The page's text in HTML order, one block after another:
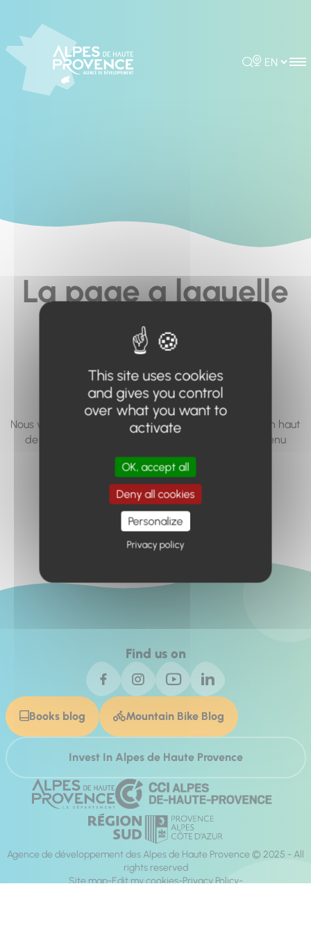
Rechercher
Choisir la
La page a laquelle
vous cherchez à
accéder n'existe
pas... ou plus.
Nous vous invitons à utiliser le moteur de recherche en haut
de page, ou à utiliser le menu pour trouver le contenu
recherché.
Retour à l'accueil
Find us on
Books blog Mountain Bike Blog
Invest In Alpes de Haute Provence
Agence de développement des Alpes de Haute Provence © 2025 - All
rights reserved
Site map Edit my cookies Privacy Policy
This site uses cookies
and gives you control
over what you want to
activate
OK, accept all
Deny all cookies
Personalize
Privacy policy